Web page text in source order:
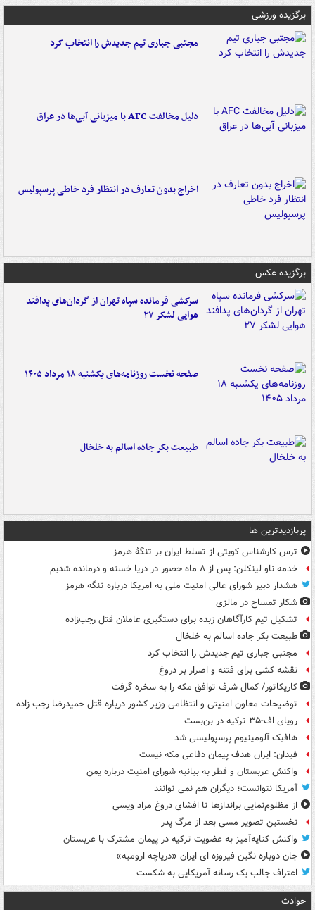
برگزیده ورزشی
مجتبی جباری تیم جدیدش را انتخاب کرد
دلیل مخالفت AFC با میزبانی آبی‌ها در عراق
اخراج بدون تعارف در انتظار فرد خاطی پرسپولیس
برگزیده عکس
سرکشی فرمانده سپاه تهران از گردان‌های پدافند
هوایی لشکر ۲۷
صفحه نخست روزنامه‌های یکشنبه ۱۸ مرداد ۱۴۰۵
طبیعت بکر جاده اسالم به خلخال
پربازدیدترین ها
ترس کارشناس کویتی از تسلط ایران بر تنگۀ هرمز
خدمه ناو لینکلن: پس از ۸ ماه حضور در دریا خسته و درمانده‌ شدیم
هشدار دبیر شورای عالی امنیت ملی به امریکا درباره تنگه هرمز
شکار تمساح در مالزی
تشکیل تیم کارآگاهان زبده برای دستگیری عاملان قتل رجب‌زاده
طبیعت بکر جاده اسالم به خلخال
مجتبی جباری تیم جدیدش را انتخاب کرد
نقشه کشی برای فتنه و اصرار بر دروغ
کاریکاتور/ کمال شرف توافق مکه را به سخره گرفت
توضیحات معاون امنیتی و انتظامی وزیر کشور درباره قتل حمیدرضا رجب زاده
رویای اف-۳۵ ترکیه در بن‌بست
هافبک آلومینیوم پرسپولیسی شد
فیدان: ایران هدف پیمان دفاعی مکه نیست
واکنش عربستان و قطر به بیانیه شورای امنیت درباره یمن
آمریکا نتوانست؛ دیگران هم نمی توانند
از مظلوم‌نمایی براندازها تا افشای دروغ مراد ویسی
نخستین تصویر مسی بعد از مرگ پدر
واکنش کنایه‌آمیز به عضویت ترکیه در پیمان مشترک با عربستان
جان دوباره نگین فیروزه ای ایران «دریاچه ارومیه»
اعتراف جالب یک رسانه آمریکایی به شکست
حوادث